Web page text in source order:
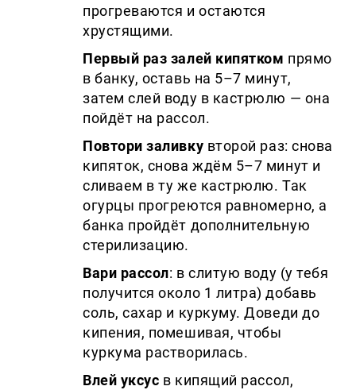
прогреваются и остаются
хрустящими.
Первый раз залей кипятком прямо
в банку, оставь на 5–7 минут,
затем слей воду в кастрюлю — она
пойдёт на рассол.
Повтори заливку второй раз: снова
кипяток, снова ждём 5–7 минут и
сливаем в ту же кастрюлю. Так
огурцы прогреются равномерно, а
банка пройдёт дополнительную
стерилизацию.
Вари рассол: в слитую воду (у тебя
получится около 1 литра) добавь
соль, сахар и куркуму. Доведи до
кипения, помешивая, чтобы
куркума растворилась.
Влей уксус в кипящий рассол,